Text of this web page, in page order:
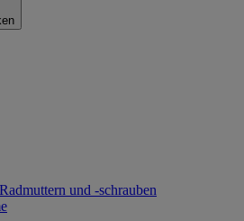
Radmuttern und -schrauben